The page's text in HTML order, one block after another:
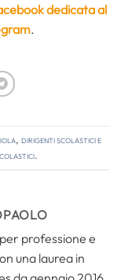
dedicata al
.
, Dirigenti Scolastici e
.
professione e
una laurea in